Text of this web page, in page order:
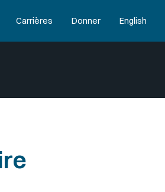
Carrières Donner English